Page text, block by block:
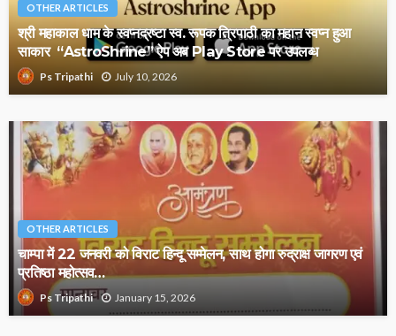
OTHER ARTICLES
श्री महाकाल धाम के स्वप्नद्रष्टा स्व. रूपक त्रिपाठी का महान स्वप्न हुआ
साकार “AstroShrine” ऐप अब Play Store पर उपलब्ध
Ps Tripathi July 10, 2026
OTHER ARTICLES
चाम्पा में 22 जनवरी को विराट हिन्दू सम्मेलन, साथ होगा रुद्राक्ष जागरण एवं
प्रतिष्ठा महोत्सव…
Ps Tripathi January 15, 2026